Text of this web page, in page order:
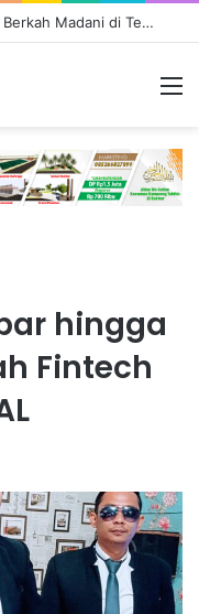
Rutinitas Jum’at Berkah PT.Potensi Berkah Madani di Tebo, Salurkan Bantuan ke Masyarakat
hingga
Fintech